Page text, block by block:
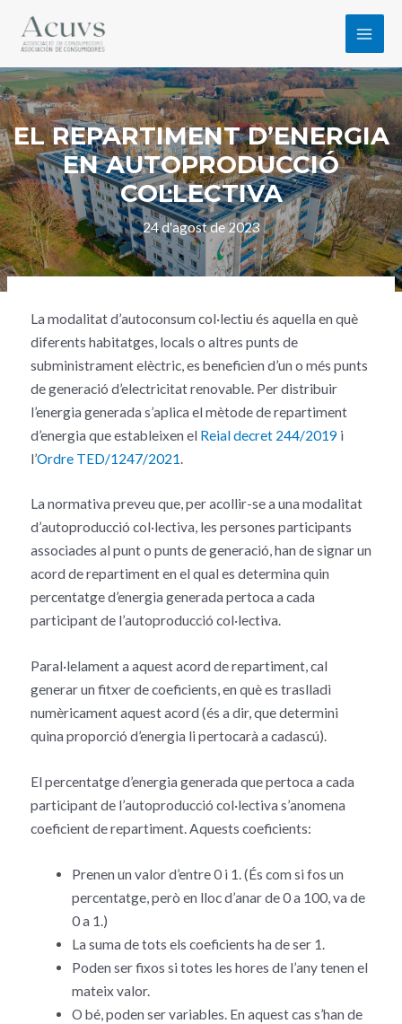
EL REPARTIMENT D’ENERGIA
EN AUTOPRODUCCIÓ
COL·LECTIVA
24 d'agost de 2023
La modalitat d’autoconsum col·lectiu és aquella en què
diferents habitatges, locals o altres punts de
subministrament elèctric, es beneficien d’un o més punts
de generació d’electricitat renovable. Per distribuir
l’energia generada s’aplica el mètode de repartiment
d’energia que estableixen el Reial decret 244/2019 i
l’Ordre TED/1247/2021.
La normativa preveu que, per acollir-se a una modalitat
d’autoproducció col·lectiva, les persones participants
associades al punt o punts de generació, han de signar un
acord de repartiment en el qual es determina quin
percentatge d’energia generada pertoca a cada
participant de l’autoproducció col·lectiva.
Paral·lelament a aquest acord de repartiment, cal
generar un fitxer de coeficients, en què es traslladi
numèricament aquest acord (és a dir, que determini
quina proporció d’energia li pertocarà a cadascú).
El percentatge d’energia generada que pertoca a cada
participant de l’autoproducció col·lectiva s’anomena
coeficient de repartiment. Aquests coeficients:
Prenen un valor d’entre 0 i 1. (És com si fos un
percentatge, però en lloc d’anar de 0 a 100, va de
0 a 1.)
La suma de tots els coeficients ha de ser 1.
Poden ser fixos si totes les hores de l’any tenen el
mateix valor.
O bé, poden ser variables. En aquest cas s’han de